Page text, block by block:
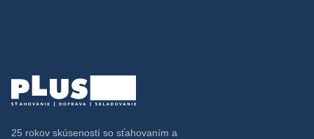
25 rokov skúseností so sťahovaním a